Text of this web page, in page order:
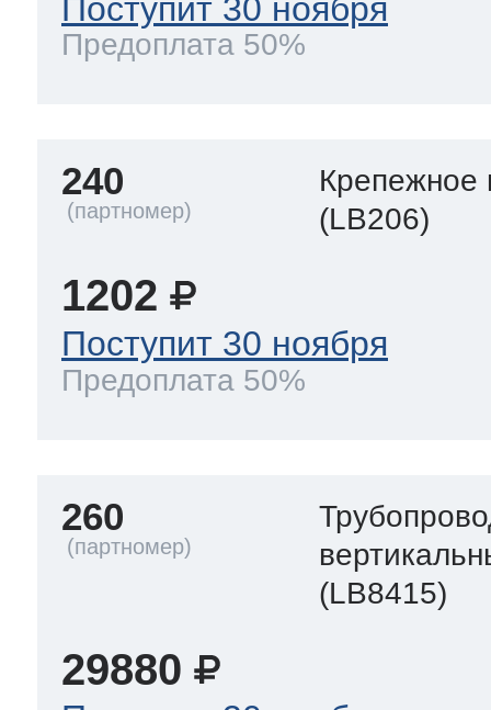
Поступит 30 ноября
Предоплата 50%
240
Крепежное
(LB206)
1202
Поступит 30 ноября
Предоплата 50%
260
(LB8415)
29880